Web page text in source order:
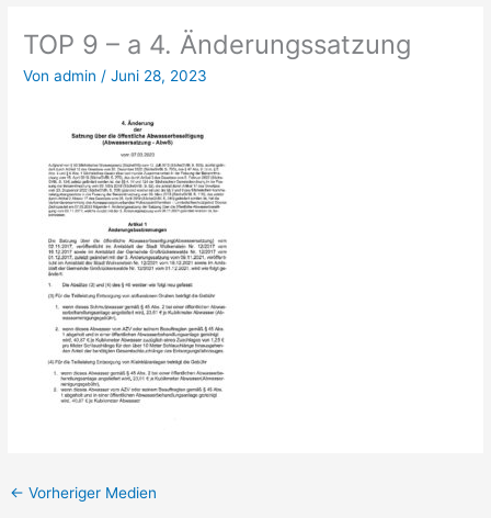
TOP 9 – a 4. Änderungssatzung
Vonadmin /Juni 28, 2023
← Vorheriger Medien